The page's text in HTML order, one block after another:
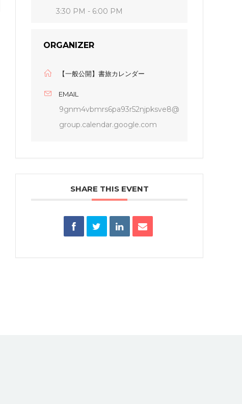
3:30 PM - 6:00 PM
ORGANIZER
【一般公開】書旅カレンダー
EMAIL
9gnm4vbmrs6pa93r52njpksve8@
group.calendar.google.com
SHARE THIS EVENT